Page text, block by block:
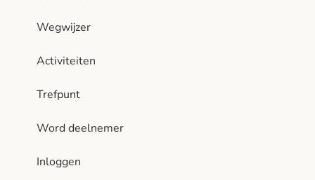
Wegwijzer
Activiteiten
Trefpunt
Word deelnemer
Inloggen